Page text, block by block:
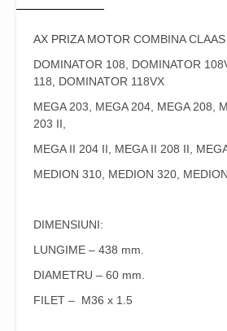
AX PRIZA MOTOR COMBINA CLAAS
DOMINATOR 108, DOMINATOR
118, DOMINATOR 118VX
MEGA 203, MEGA 204, MEGA 208,
203 II,
MEGA II 204 II, MEGA II 208 II,
MEDION 310, MEDION 320,
DIMENSIUNI:
LUNGIME – 438 mm.
DIAMETRU – 60 mm.
FILET – M36 x 1.5